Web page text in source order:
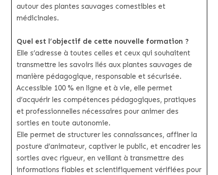
autour des plantes sauvages comestibles et
médicinales.
Quel est l’objectif de cette nouvelle formation ?
Elle s’adresse à toutes celles et ceux qui souhaitent
transmettre les savoirs liés aux plantes sauvages de
manière pédagogique, responsable et sécurisée.
Accessible 100 % en ligne et à vie, elle permet
d’acquérir les compétences pédagogiques, pratiques
et professionnelles nécessaires pour animer des
sorties en toute autonomie.
Elle permet de structurer les connaissances, affiner la
posture d’animateur, captiver le public, et encadrer les
sorties avec rigueur, en veillant à transmettre des
informations fiables et scientifiquement vérifiées pour